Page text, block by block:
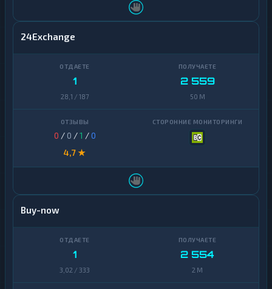
24Exchange
1
28,1 / 187
2 559
50 M
0 / 0 /1 /0
4,7 ★
Buy-now
1
3,02 / 333
2 554
2 M